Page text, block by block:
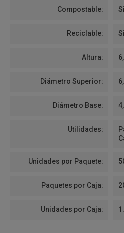
Compostable: Si
Reciclable: Si
Altura:
Diámetro Superior:
Diámetro Base:
Utilidades:
Unidades por Paquete:
Paquetes por Caja:
Unidades por Caja: